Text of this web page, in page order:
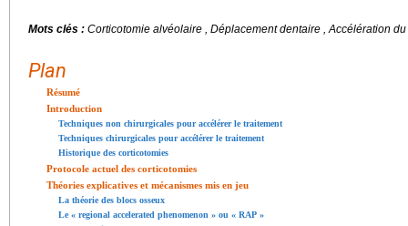
Mots clés : Corticotomie alvéolaire , Déplacement dentaire , Accélération
Plan
Résumé
Introduction
Techniques non chirurgicales pour accélérer le traitement
Techniques chirurgicales pour accélérer le traitement
Historique des corticotomies
Protocole actuel des corticotomies
Théories explicatives et mécanismes mis en jeu
La théorie des blocs osseux
Le « regional accelerated phenomenon » ou « RAP »